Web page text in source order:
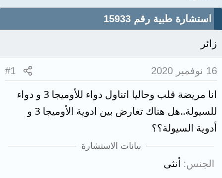
استشارة طبية رقم 15933
زائر
16 نوفمبر 2020 #1
انا مريضة قلب وحاليا اتناول دواء للأوميجا 3 و دواء
للسيولة..هل هناك تعارض بين ادوية الأوميجا 3 و
أدوية السيولة؟؟
بيانات الاستشارة
الجنس
أنثى